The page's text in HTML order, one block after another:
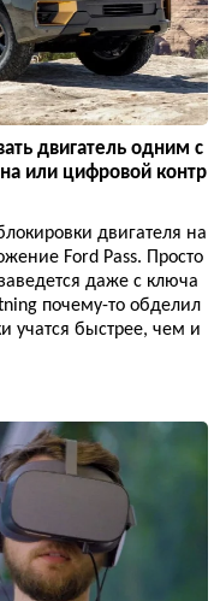
двигатель одним с
или цифровой контр
двигателя на
Ford Pass. Просто
даже с ключа
почему-то обделил
учатся быстрее, чем и